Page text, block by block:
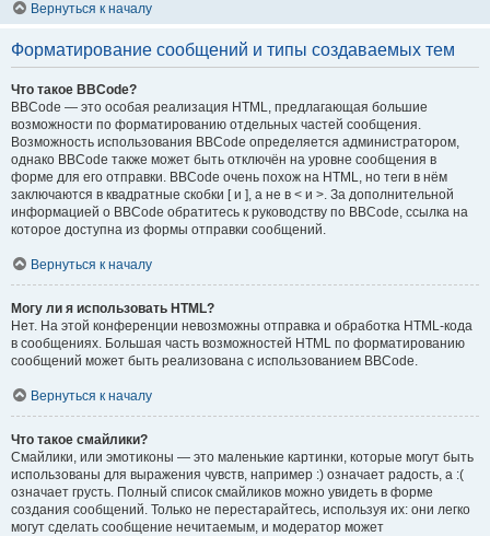
Вернуться к началу
Форматирование сообщений и типы создаваемых тем
Что такое BBCode?
BBCode — это особая реализация HTML, предлагающая большие
возможности по форматированию отдельных частей сообщения.
Возможность использования BBCode определяется администратором,
однако BBCode также может быть отключён на уровне сообщения в
форме для его отправки. BBCode очень похож на HTML, но теги в нём
заключаются в квадратные скобки [ и ], а не в < и >. За дополнительной
информацией о BBCode обратитесь к руководству по BBCode, ссылка на
которое доступна из формы отправки сообщений.
Вернуться к началу
Могу ли я использовать HTML?
Нет. На этой конференции невозможны отправка и обработка HTML-кода
в сообщениях. Большая часть возможностей HTML по форматированию
сообщений может быть реализована с использованием BBCode.
Вернуться к началу
Что такое смайлики?
Смайлики, или эмотиконы — это маленькие картинки, которые могут быть
использованы для выражения чувств, например :) означает радость, а :(
означает грусть. Полный список смайликов можно увидеть в форме
создания сообщений. Только не перестарайтесь, используя их: они легко
могут сделать сообщение нечитаемым, и модератор может